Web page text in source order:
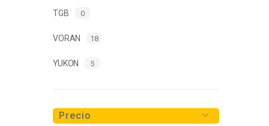
TGB 0
VORAN 18
YUKON 5
Precio